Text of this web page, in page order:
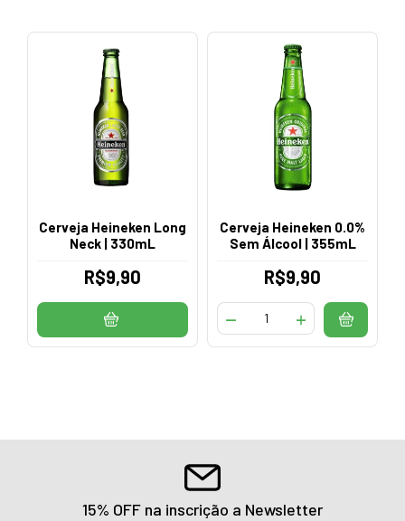
Cerveja Heineken Long
Neck | 330mL
R$9,90
Cerveja Heineken 0.0%
Sem Álcool | 355mL
R$9,90
15% OFF na inscrição a Newsletter